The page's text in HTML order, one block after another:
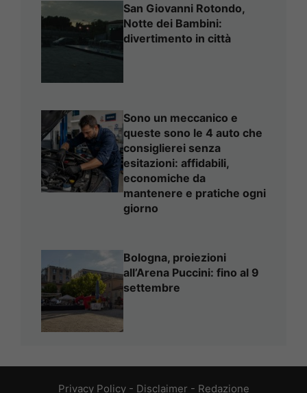
San Giovanni Rotondo,
Notte dei Bambini:
divertimento in città
Sono un meccanico e
queste sono le 4 auto che
consiglierei senza
esitazioni: affidabili,
economiche da
mantenere e pratiche ogni
giorno
Bologna, proiezioni
all’Arena Puccini: fino al 9
settembre
Privacy Policy- Disclaimer - Redazione